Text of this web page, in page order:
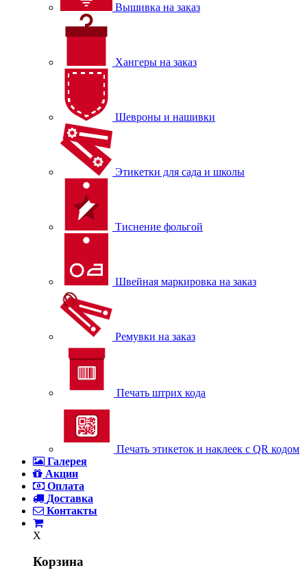
Вышивка на заказ
Хангеры на заказ
Шевроны и нашивки
Этикетки для сада и школы
Тиснение фольгой
Швейная маркировка на заказ
Ремувки на заказ
Печать штрих кода
Печать этикеток и наклеек с QR кодом
Галерея
Акции
Оплата
Доставка
Контакты
X
Корзина